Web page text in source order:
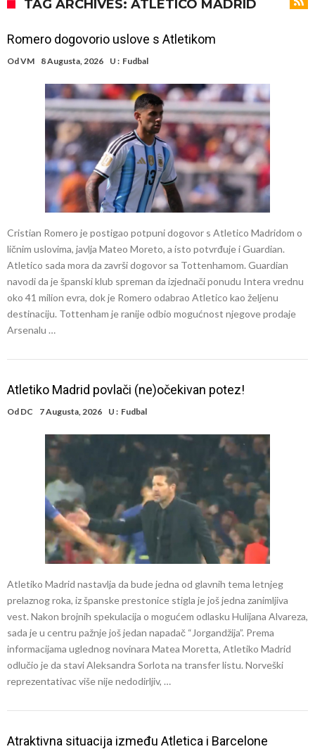
porodici
Ovo je nova situacija za Novaka: Siner i Alkaraz otkazuju, Zverev bez
Mudrik se vratio na teren nakon više od 600 dana. Odmah ide na
pozajmicu?
Real Madrid je doneo odluku: Endrick prelazi u Premijer ligu!
Romero dogovorio uslove s Atletikom
TAG ARCHIVES: ATLETICO MADRID
Romero dogovorio uslove s Atletikom
OdVM 8 Augusta, 2026 U : Fudbal
Cristian Romero je postigao potpuni dogovor s Atletico Madridom o
ličnim uslovima, javlja Mateo Moreto, a isto potvrđuje i Guardian.
Atletico sada mora da završi dogovor sa Tottenhamom. Guardian
navodi da je španski klub spreman da izjednači ponudu Intera vrednu
oko 41 milion evra, dok je Romero odabrao Atletico kao željenu
destinaciju. Tottenham je ranije odbio mogućnost njegove prodaje
Arsenalu …
Atletiko Madrid povlači (ne)očekivan potez!
Od DC 7 Augusta, 2026 U : Fudbal
Atletiko Madrid nastavlja da bude jedna od glavnih tema letnjeg
prelaznog roka, iz španske prestonice stigla je još jedna zanimljiva
vest. Nakon brojnih spekulacija o mogućem odlasku Hulijana Alvareza,
sada je u centru pažnje još jedan napadač “Jorgandžija”. Prema
informacijama uglednog novinara Matea Moretta, Atletiko Madrid
odlučio je da stavi Aleksandra Sorlota na transfer listu. Norveški
reprezentativac više nije nedodirljiv, …
Atraktivna situacija između Atletica i Barcelone